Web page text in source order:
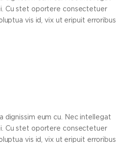
Cu stet oportere consectetuer
vis id, vix ut eripuit erroribus
dignissim eum cu. Nec intellegat
Cu stet oportere consectetuer
vis id, vix ut eripuit erroribus